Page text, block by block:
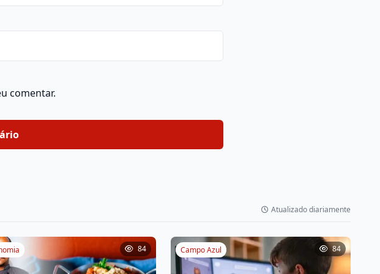
comentar.
Atualizado diariamente
84 Campo Azul 84